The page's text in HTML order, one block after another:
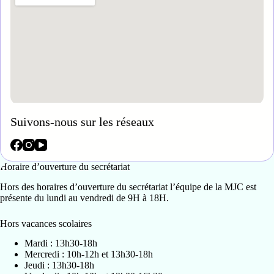
Suivons-nous sur les réseaux
Horaire d’ouverture du secrétariat
Hors des horaires d’ouverture du secrétariat l’équipe de la MJC est
présente du lundi au vendredi de 9H à 18H.
Hors vacances scolaires
Mardi : 13h30-18h
Mercredi : 10h-12h et 13h30-18h
Jeudi : 13h30-18h